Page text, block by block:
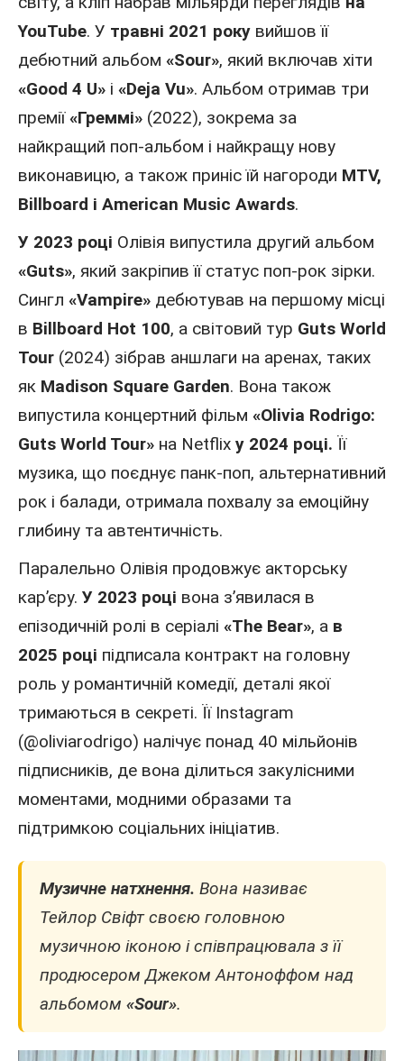
YouTube. У травні 2021 року вийшов її
дебютний альбом «Sour», який включав хіти
«Good 4 U» і «Deja Vu». Альбом отримав три
премії«Греммі» (2022), зокрема за
найкращий поп-альбом і найкращу нову
виконавицю, а також приніс їй нагороди MTV,
Billboard і American Music Awards.
У 2023 році Олівія випустила другий альбом
«Guts», який закріпив її статус поп-рок зірки.
Сингл «Vampire» дебютував на першому місці
в Billboard Hot 100, а світовий тур Guts World
Tour (2024) зібрав аншлаги на аренах, таких
як Madison Square Garden. Вона також
випустила концертний фільм «Olivia Rodrigo:
Guts World Tour» на Netflix у 2024 році. Її
музика, що поєднує панк-поп, альтернативний
рок і балади, отримала похвалу за емоційну
глибину та автентичність.
Паралельно Олівія продовжує акторську
кар’єру. У 2023 році вона з’явилася в
епізодичній ролі в серіалі «The Bear», а в
2025 році підписала контракт на головну
роль у романтичній комедії, деталі якої
тримаються в секреті. Її Instagram
(@oliviarodrigo) налічує понад 40 мільйонів
підписників, де вона ділиться закулісними
моментами, модними образами та
підтримкою соціальних ініціатив.
Музичне натхнення. Вона називає
Тейлор Свіфт своєю головною
музичною іконою і співпрацювала з її
продюсером Джеком Антоноффом над
альбомом «Sour».